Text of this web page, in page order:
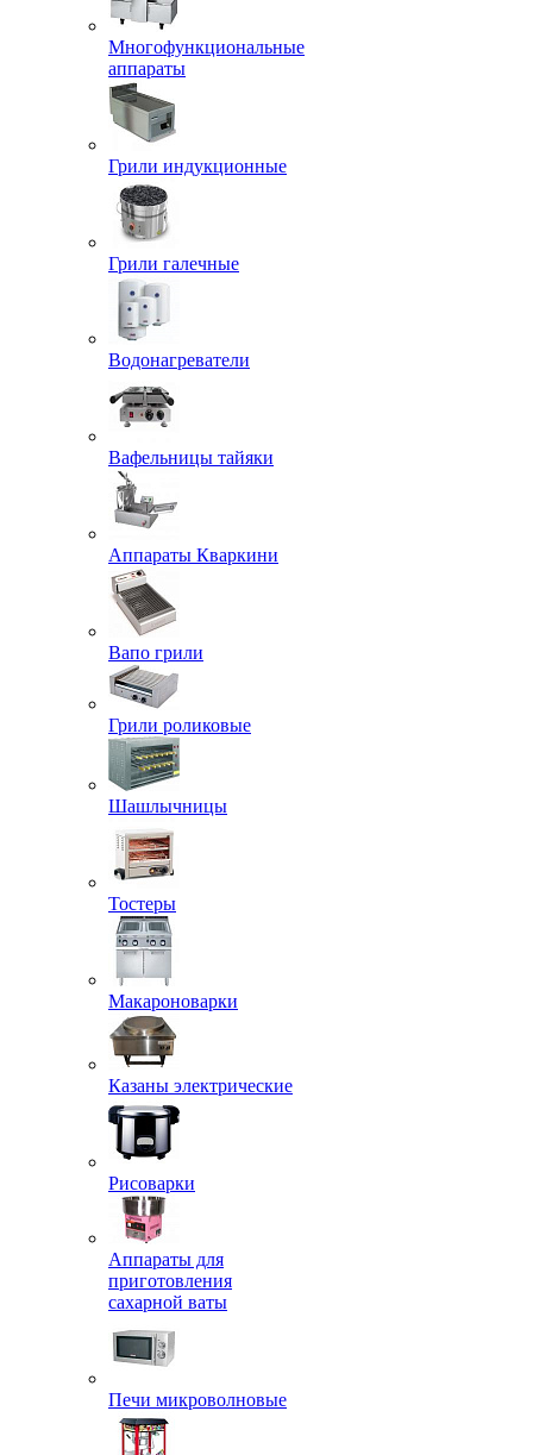
Многофункциональные
аппараты
Грили индукционные
Грили галечные
Водонагреватели
Вафельницы тайяки
Аппараты Кваркини
Вапо грили
Грили роликовые
Шашлычницы
Тостеры
Макароноварки
Казаны электрические
Рисоварки
Аппараты для
приготовления
сахарной ваты
Печи микроволновые